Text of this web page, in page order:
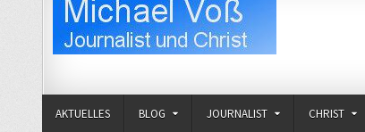
AKTUELLES BLOG JOURNALIST CHRIST